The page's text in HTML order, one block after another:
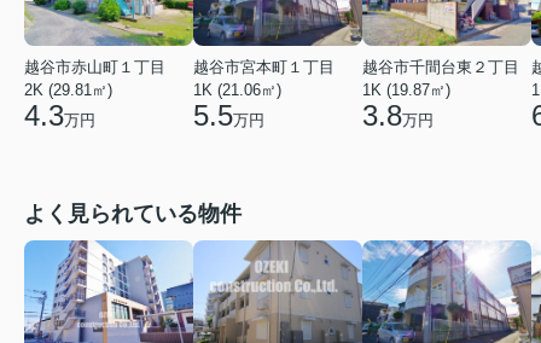
越谷市赤山町１丁目
2K (29.81㎡)
4.3万円
越谷市宮本町１丁目
1K (21.06㎡)
5.5万円
越谷市千間台東２丁目
1K (19.87㎡)
3.8万円
よく見られている物件